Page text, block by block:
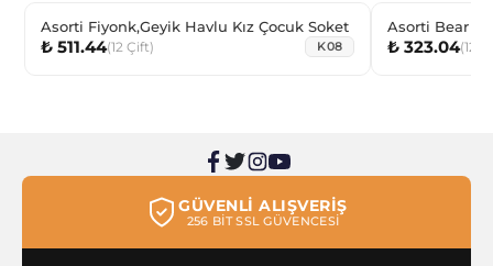
Asorti Fiyonk,Geyik Havlu Kız Çocuk Soket
₺ 511.44(12 Çift) K08
Asorti Bear
₺ 323.04(12
GÜVENLİ ALIŞVERİŞ
256 BİT SSL GÜVENCESİ